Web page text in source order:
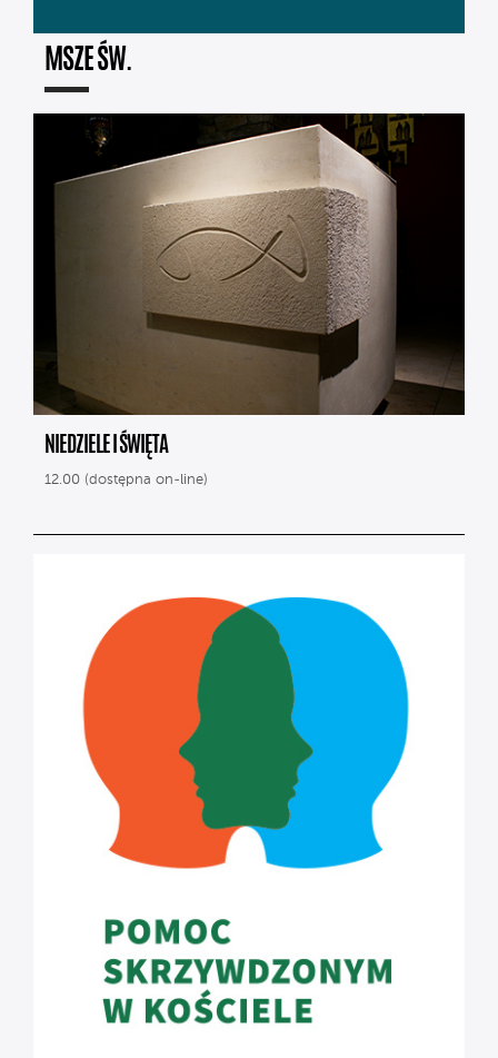
MSZE ŚW.
NIEDZIELE I ŚWIĘTA
12.00 (dostępna on-line)